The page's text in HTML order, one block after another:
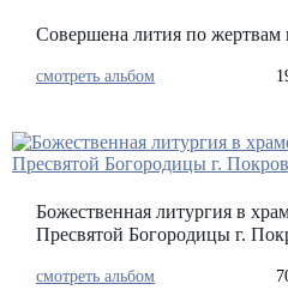
Cовершена лития по жертвам
смотреть альбом
Божественная литургия в
Пресвятой Богородицы г.
смотреть альбом